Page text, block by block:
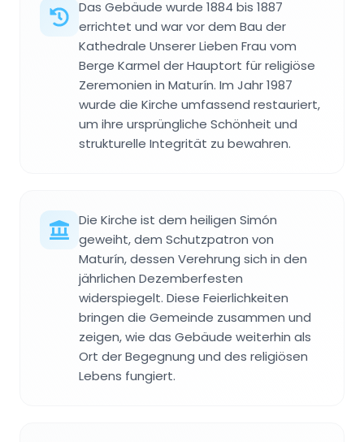
Das Gebäude wurde 1884 bis 1887
errichtet und war vor dem Bau der
Kathedrale Unserer Lieben Frau vom
Berge Karmel der Hauptort für religiöse
Zeremonien in Maturín. Im Jahr 1987
wurde die Kirche umfassend restauriert,
um ihre ursprüngliche Schönheit und
strukturelle Integrität zu bewahren.
Die Kirche ist dem heiligen Simón
geweiht, dem Schutzpatron von
Maturín, dessen Verehrung sich in den
jährlichen Dezemberfesten
widerspiegelt. Diese Feierlichkeiten
bringen die Gemeinde zusammen und
zeigen, wie das Gebäude weiterhin als
Ort der Begegnung und des religiösen
Lebens fungiert.